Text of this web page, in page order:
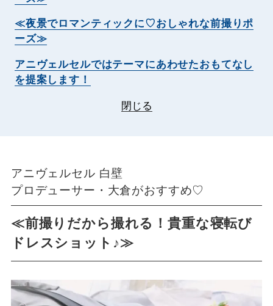
≪夜景でロマンティックに♡おしゃれな前撮りポ
ーズ≫
アニヴェルセルではテーマにあわせたおもてなし
を提案します！
閉じる
アニヴェルセル 白壁
プロデューサー・大倉がおすすめ♡
≪前撮りだから撮れる！貴重な寝転び
ドレスショット♪≫